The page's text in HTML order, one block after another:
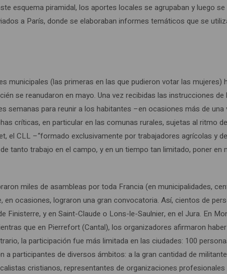
esquema piramidal, los aportes locales se agrupaban y luego se
a París, donde se elaboraban informes temáticos que se
municipales (las primeras en las que pudieron votar las mujeres)
se reanudaron en mayo. Una vez recibidas las instrucciones de
semanas para reunir a los habitantes –en ocasiones más de una
críticas, en particular en las comunas rurales, sujetas al ritmo
el CLL –“formado exclusivamente por trabajadores agrícolas y
tanto trabajo en el campo, y en un tiempo tan limitado, poner en
miles de asambleas por toda Francia (en municipalidades,
ocasiones, lograron una gran convocatoria. Así, cientos de
Finisterre, y en Saint-Claude o Lons-le-Saulnier, en el Jura. En
que en Pierrefort (Cantal), los organizadores afirmaron haber
la participación fue más limitada en las ciudades: 100
a participantes de diversos ámbitos: a la gran cantidad de
cristianos, representantes de organizaciones profesionales